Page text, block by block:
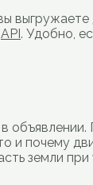
API . Удобно,
и почему
земли